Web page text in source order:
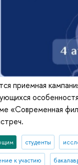
приемная
«Современная
студенты
к участию